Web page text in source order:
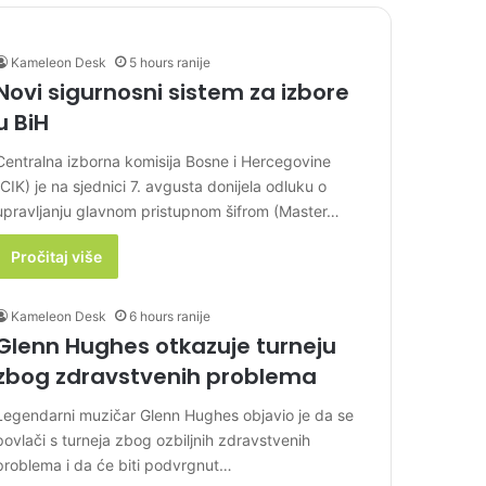
Kameleon Desk 5 hours ranije
sigurnosni sistem za izbore
BiH
izborna komisija Bosne i Hercegovine
je na sjednici 7. avgusta donijela odluku o
glavnom pristupnom šifrom (Master…
Pročitaj više
Kameleon Desk 6 hours ranije
Hughes otkazuje turneju
zdravstvenih problema
muzičar Glenn Hughes objavio je da se
s turneja zbog ozbiljnih zdravstvenih
i da će biti podvrgnut…